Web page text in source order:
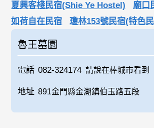
夏興客棧民宿(Shie Ye Hostel)
廟口
如荷自在民宿
瓊林153號民宿(特色
魯王墓園
電話 082-324174 請說在棒城市看到
地址 891金門縣金湖鎮伯玉路五段